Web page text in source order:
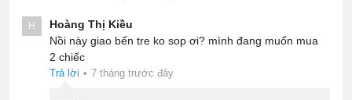
H
Hoàng Thị Kiều
Nồi này giao bến tre ko sop ơi? mình đang muốn mua
2 chiếc
Trả lời • 7 tháng trước đây